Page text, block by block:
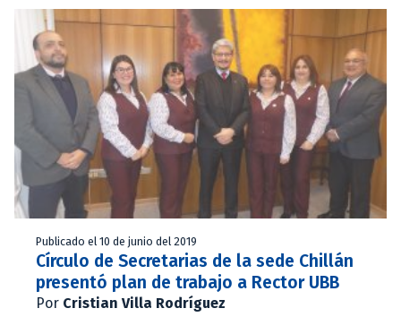
Publicado el 10 de junio del 2019
Círculo de Secretarias de la sede Chillán
presentó plan de trabajo a Rector UBB
Por Cristian Villa Rodríguez